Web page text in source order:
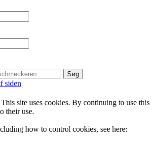
site uses cookies. By continuing to use this
their use.
how to control cookies, see here: